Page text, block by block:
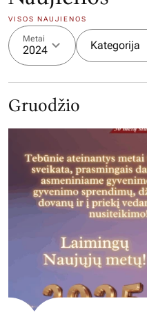
VISOS NAUJIENOS
Metai
2024 Kategorija
Gruodžio